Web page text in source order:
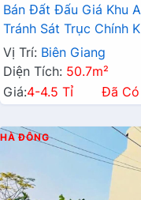
Bán Đất Đấu Giá Khu
Tránh Sát Trục Chính
Vị Trí: Biên Giang
Diện Tích: 50.7m²
Giá:4-4.5 Tỉ Đã Có
HÀ ĐÔNG